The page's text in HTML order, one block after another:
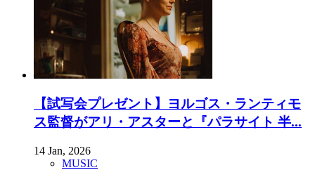
【試写会プレゼント】ヨルゴス・ランティモ
ス監督がアリ・アスターと『パラサイト 半...
14 Jan, 2026
MUSIC